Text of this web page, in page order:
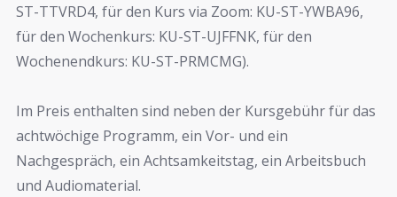
ST-TTVRD4, für den Kurs via Zoom: KU-ST-YWBA96,
für den Wochenkurs: KU-ST-UJFFNK, für den
Wochenendkurs: KU-ST-PRMCMG).
Im Preis enthalten sind neben der Kursgebühr für das
achtwöchige Programm, ein Vor- und ein
Nachgespräch, ein Achtsamkeitstag, ein Arbeitsbuch
und Audiomaterial.